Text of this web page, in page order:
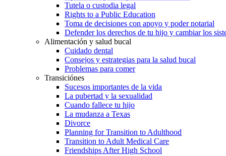
Tutela o custodia legal
Rights to a Public Education
Toma de decisiones con apoyo y poder notarial
Defender los derechos de tu hijo y cambiar los
Alimentación y salud bucal
Cuidado dental
Consejos y estrategias para la salud bucal
Problemas para comer
Transiciónes
Sucesos importantes de la vida
La pubertad y la sexualidad
Cuando fallece tu hijo
La mudanza a Texas
Divorce
Planning for Transition to Adulthood
Transition to Adult Medical Care
Friendships After High School